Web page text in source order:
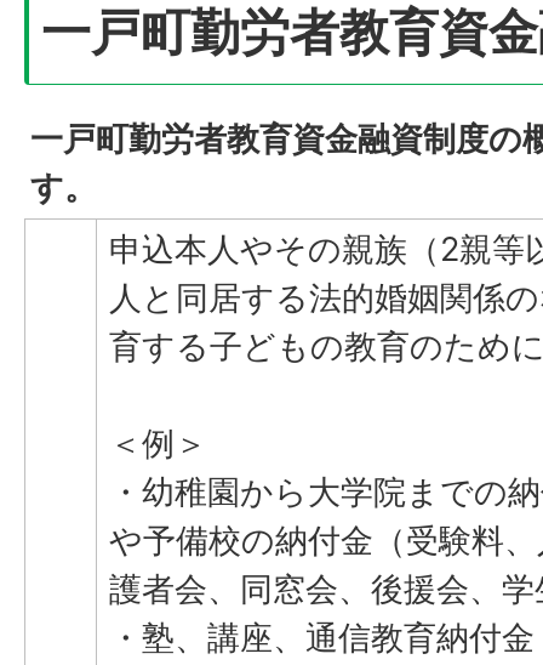
一戸町勤労者教育資
一戸町勤労者教育資金融資制度の
す。
申込本人やその親族（2親等
人と同居する法的婚姻関係
育する子どもの教育のため
＜例＞
・幼稚園から大学院までの
や予備校の納付金（受験料
護者会、同窓会、後援会、
・塾、講座、通信教育納付